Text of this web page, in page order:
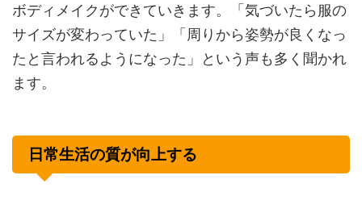
ボディメイクができていきます。「気づいたら服の
サイズが変わっていた」「周りから姿勢が良くなっ
たと言われるようになった」という声も多く聞かれ
ます。
日常生活の質が向上する